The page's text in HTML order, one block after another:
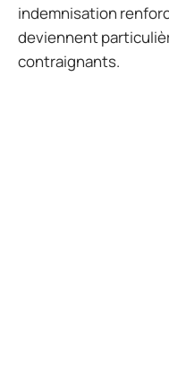
indemnisation
deviennent
contraignants.